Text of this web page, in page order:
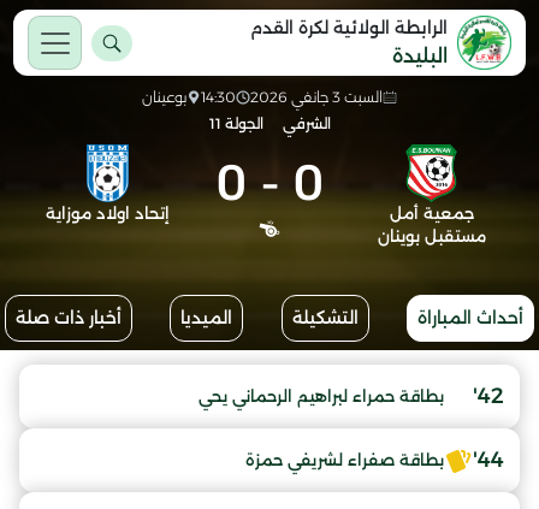
الرابطة الولائية لكرة القدم
البليدة
السبت 3 جانفي 2026 14:30
بوعينان
الشرفي
الجولة 11
جمعية أمل
مستقبل بوينان
0
-
0 إتحاد اولاد موزاية
أحداث المباراة التشكيلة الميديا أخبار ذات صلة
42' بطاقة حمراء لبراهيم الرحماني يحي
44' بطاقة صفراء لشريفي حمزة